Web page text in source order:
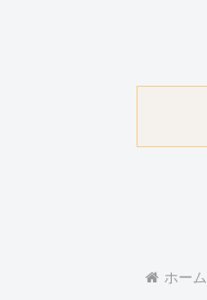
ホーム